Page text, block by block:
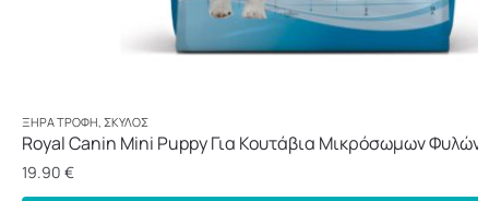
ΞΗΡΆ ΤΡΟΦΉ, ΣΚΎΛΟΣ
Royal Canin Mini Puppy Για Κουτάβια Μικρόσωμων Φυλών
19.90 €